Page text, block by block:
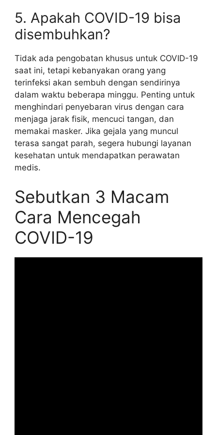
5. Apakah COVID-19 bisa
disembuhkan?
Tidak ada pengobatan khusus untuk COVID-19
saat ini, tetapi kebanyakan orang yang
terinfeksi akan sembuh dengan sendirinya
dalam waktu beberapa minggu. Penting untuk
menghindari penyebaran virus dengan cara
menjaga jarak fisik, mencuci tangan, dan
memakai masker. Jika gejala yang muncul
terasa sangat parah, segera hubungi layanan
kesehatan untuk mendapatkan perawatan
medis.
Sebutkan 3 Macam
Cara Mencegah
COVID-19